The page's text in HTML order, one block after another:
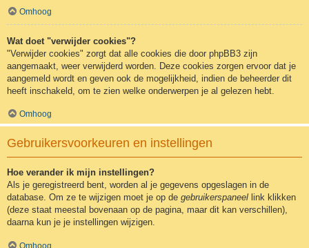
Omhoog
Wat doet "verwijder cookies"?
"Verwijder cookies" zorgt dat alle cookies die door phpBB3 zijn
aangemaakt, weer verwijderd worden. Deze cookies zorgen ervoor dat je
aangemeld wordt en geven ook de mogelijkheid, indien de beheerder dit
heeft inschakeld, om te zien welke onderwerpen je al gelezen hebt.
Omhoog
Gebruikersvoorkeuren en instellingen
Hoe verander ik mijn instellingen?
Als je geregistreerd bent, worden al je gegevens opgeslagen in de
database. Om ze te wijzigen moet je op de gebruikerspaneel link klikken
(deze staat meestal bovenaan op de pagina, maar dit kan verschillen),
daarna kun je je instellingen wijzigen.
Omhoog